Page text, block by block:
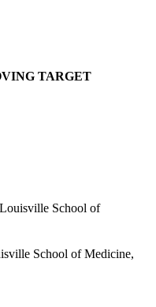
TARGET
School of
School of Medicine,